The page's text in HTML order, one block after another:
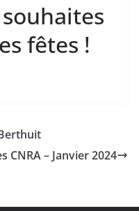
souhaites
fêtes !
CNRA – Janvier 2024